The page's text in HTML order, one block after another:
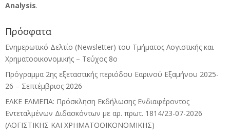
Analysis.
Πρόσφατα
Ενημερωτικό Δελτίο (Newsletter) του Τμήματος Λογιστικής και
Χρηματοοικονομικής – Τεύχος 8ο
Πρόγραμμα 2ης εξεταστικής περιόδου Eαρινού Eξαμήνου 2025-
26 – Σεπτέμβριος 2026
ΕΛΚΕ ΕΛΜΕΠΑ: Πρόσκληση Εκδήλωσης Ενδιαφέροντος
Εντεταλμένων Διδασκόντων με αρ. πρωτ. 1814/23-07-2026
(ΛΟΓΙΣΤΙΚΗΣ ΚΑΙ ΧΡΗΜΑΤΟΟΙΚΟΝΟΜΙΚΗΣ)